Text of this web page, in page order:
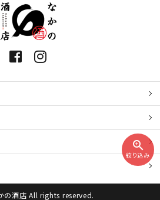
zoom_in
絞り込み
の酒店 All rights reserved.